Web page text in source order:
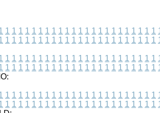
1 1 1 1 1 1 1 1 1 1 1 1 1 1 1 1 1 1 1 1 1 1 1
1 1 1 1 1 1 1 1 1 1 1 1 1 1 1 1 1 1 1 1 1 1 1
1 1 1 1 1 1 1 1 1 1 1 1 1 1 1 1 1 1 1 1 1 1 1
1 1 1 1 1 1 1 1 1 1 1 1 1 1 1 1 1 1 1 1 1 1 1
1 1 1 1 1 1 1 1 1 1 1 1 1 1 1 1 1 1 1 1 1 1 1
1 1 1 1 1 1 1 1 1 1 1 1 1 1 1 1 1 1 1 1 1 1 1